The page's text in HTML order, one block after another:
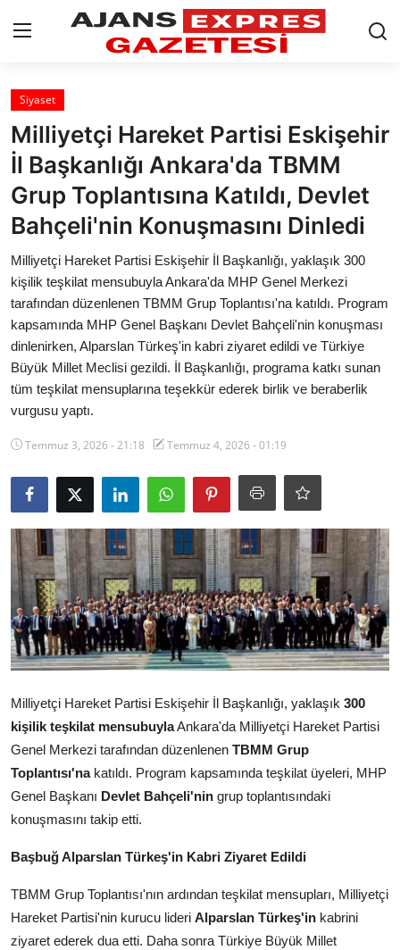
GİRİŞ YAP
AnaSayfa
Eskişehir Siyaset
Siyaset
Türkiye Gündemi
Yerel
Siber Güvenlik
Eğitim
Özel Haber
Teknoloji
Spor
TBMM Haberleri
Belediye
Sağlık
SON DAKİKA
Asayiş
Köşe Yazısı
Dernek
Galeri
Gastronomi
Siyaset
Milliyetçi Hareket Partisi Eskişehir
İl Başkanlığı Ankara'da TBMM
Grup Toplantısına Katıldı, Devlet
Bahçeli'nin Konuşmasını Dinledi
Milliyetçi Hareket Partisi Eskişehir İl Başkanlığı, yaklaşık 300
kişilik teşkilat mensubuyla Ankara'da MHP Genel Merkezi
tarafından düzenlenen TBMM Grup Toplantısı'na katıldı. Program
kapsamında MHP Genel Başkanı Devlet Bahçeli'nin konuşması
dinlenirken, Alparslan Türkeş'in kabri ziyaret edildi ve Türkiye
Büyük Millet Meclisi gezildi. İl Başkanlığı, programa katkı sunan
tüm teşkilat mensuplarına teşekkür ederek birlik ve beraberlik
vurgusu yaptı.
Temmuz 3, 2026 - 21:18 Temmuz 4, 2026 - 01:19
Milliyetçi Hareket Partisi Eskişehir İl Başkanlığı, yaklaşık 300
kişilik teşkilat mensubuylaAnkara'da Milliyetçi Hareket Partisi
Genel Merkezi tarafından düzenlenen TBMM Grup
Toplantısı'nakatıldı. Program kapsamında teşkilat üyeleri, MHP
Genel Başkanı Devlet Bahçeli'nin grup toplantısındaki
konuşmasını takip etti.
Başbuğ Alparslan Türkeş'in Kabri Ziyaret Edildi
TBMM Grup Toplantısı'nın ardından teşkilat mensupları, Milliyetçi
Hareket Partisi'nin kurucu lideri Alparslan Türkeş'in kabrini
ziyaret ederek dua etti. Daha sonra Türkiye Büyük Millet